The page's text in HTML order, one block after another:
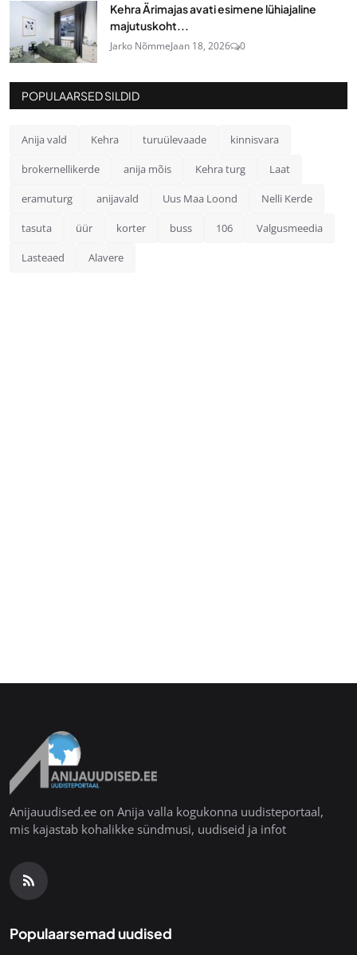
Kehra Ärimajas avati esimene lühiajaline
majutuskoht...
Jarko NõmmeJaan 18, 2026 0
POPULAARSED SILDID
Anija vald Kehra turuülevaade kinnisvara
brokernellikerde anija mõis Kehra turg Laat
eramuturg anijavald Uus Maa Loond Nelli Kerde
tasuta üür korter buss 106 Valgusmeedia
Lasteaed Alavere
Anijauudised.ee on Anija valla kogukonna uudisteportaal,
mis kajastab kohalikke sündmusi, uudiseid ja infot
Populaarsemad uudised